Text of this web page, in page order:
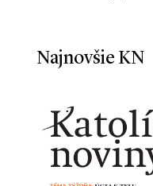
Najnovšie KN